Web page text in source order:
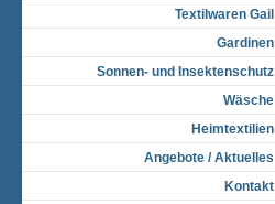
Textilwaren Gail
Gardinen
Sonnen- und Insektenschutz
Wäsche
Heimtextilien
Angebote / Aktuelles
Kontakt